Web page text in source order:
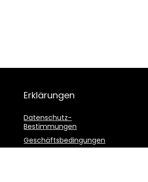
Erklärungen
Datenschutz-
Bestimmungen
Geschäftsbedingungen